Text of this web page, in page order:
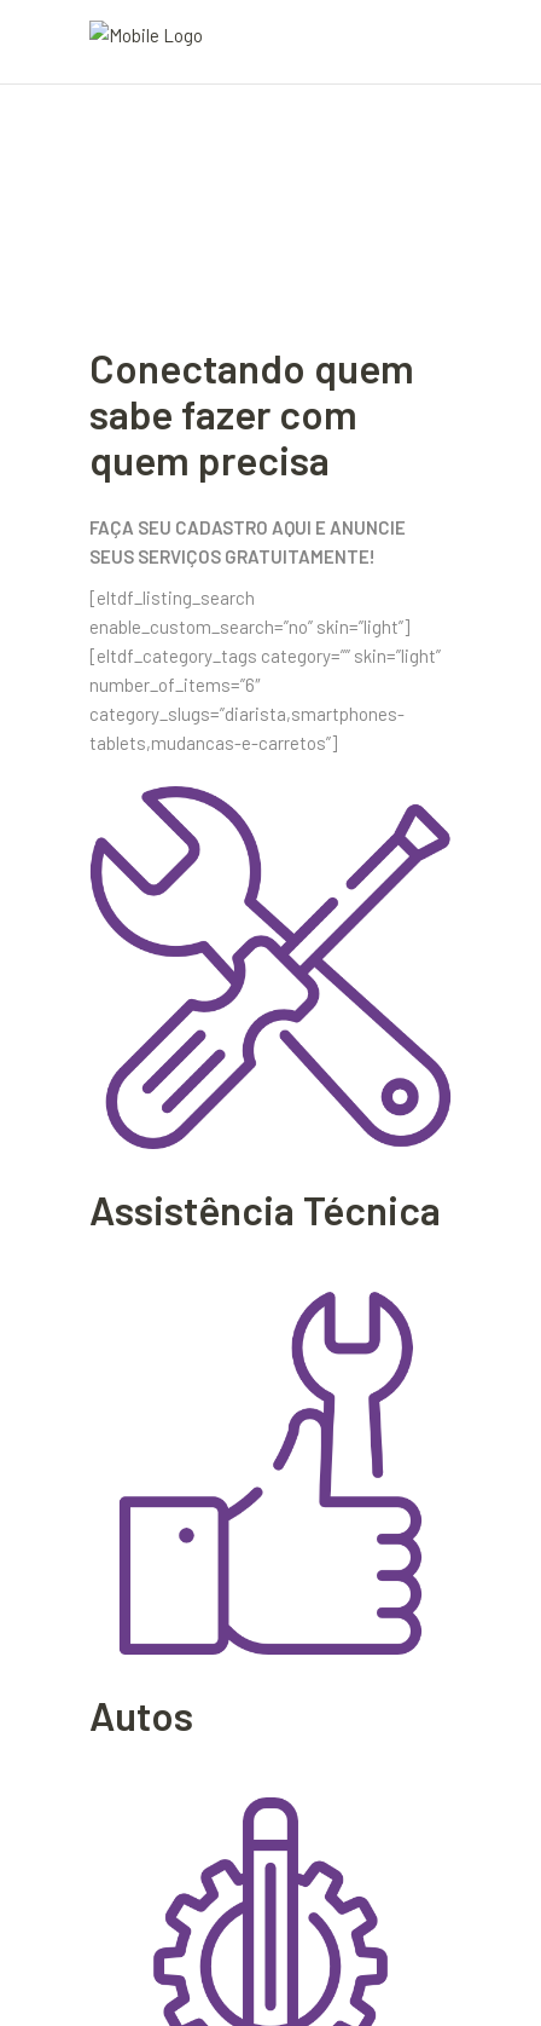
Conectando quem
sabe fazer com
quem precisa
FAÇA SEU CADASTRO AQUI E ANUNCIE
SEUS SERVIÇOS GRATUITAMENTE!
[eltdf_listing_search
enable_custom_search=”no” skin=”light”]
[eltdf_category_tags category=”” skin=”light”
number_of_items=”6″
category_slugs=”diarista,smartphones-
tablets,mudancas-e-carretos”]
Assistência Técnica
Autos